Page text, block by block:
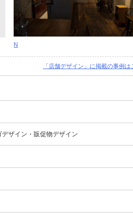
N
「店舗デザイン」に掲載の事例は
ザイン・販促物デザイン